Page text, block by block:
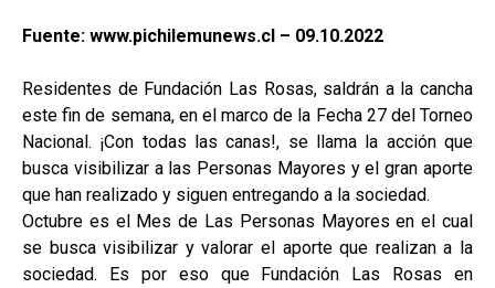
Fuente: www.pichilemunews.cl – 09.10.2022
Residentes de Fundación Las Rosas, saldrán a la cancha
este fin de semana, en el marco de la Fecha 27 del Torneo
Nacional. ¡Con todas las canas!, se llama la acción que
busca visibilizar a las Personas Mayores y el gran aporte
que han realizado y siguen entregando a la sociedad.
Octubre es el Mes de Las Personas Mayores en el cual
se busca visibilizar y valorar el aporte que realizan a la
sociedad. Es por eso que Fundación Las Rosas en